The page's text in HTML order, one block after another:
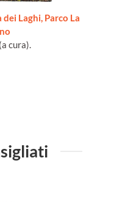
dei Laghi, Parco La
cura).